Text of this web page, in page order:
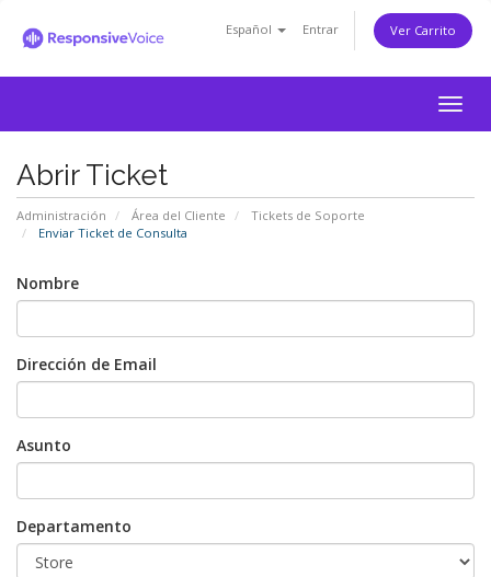
Español Entrar Ver Carrito
Abrir Ticket
Administración Área del Cliente
Tickets de Soporte
Enviar Ticket de Consulta
Nombre
Dirección de Email
Asunto
Departamento